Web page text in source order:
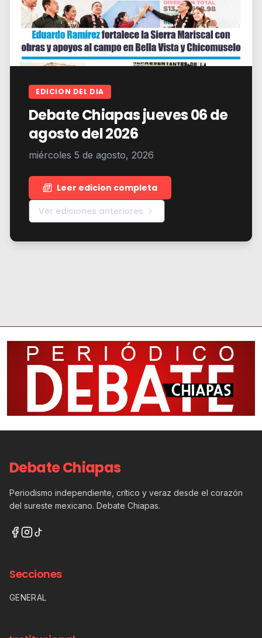
EDICION DEL DIA
Debate Chiapas jueves 06 de
agosto del 2026
miércoles 5 de agosto, 2026
Leer edicion completa
Ver ediciones anteriores
Debate Chiapas
Periodismo independiente, crítico y veraz desde el corazón
del sureste mexicano. Debate Chiapas.
Secciones
GENERAL